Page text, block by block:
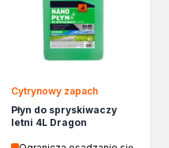
Cytrynowy zapach
Płyn do spryskiwaczy
letni 4L Dragon